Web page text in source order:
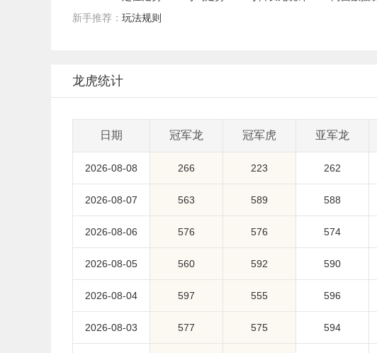
新手推荐： 玩法规则
龙虎统计
日期 冠军龙 冠军虎 亚军龙
2026-08-08 266 223 262
2026-08-07 563 589 588
2026-08-06 576 576 574
2026-08-05 560 592 590
2026-08-04 597 555 596
2026-08-03 577 575 594